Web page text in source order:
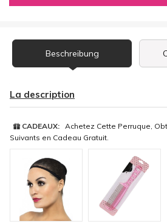
Beschreibung
La description
CADEAUX: Achetez Cette Perruque,
Suivants en Cadeau Gratuit.